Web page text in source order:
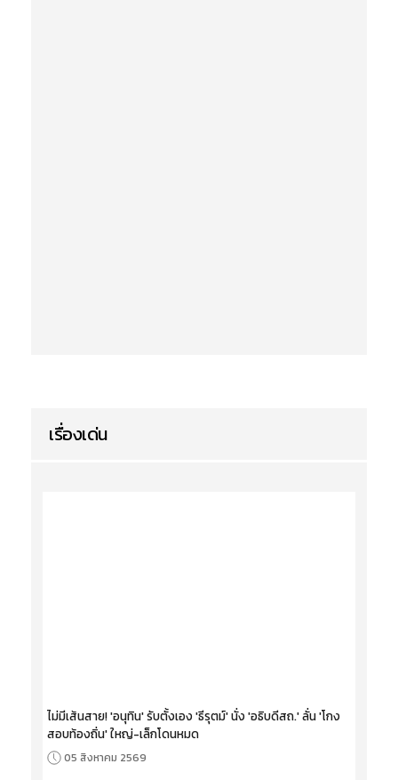
เรื่องเด่น
ไม่มีเส้นสาย! 'อนุทิน' รับตั้งเอง 'ธีรุตม์' นั่ง 'อธิบดีสถ.' ลั่น 'โกง
สอบท้องถิ่น' ใหญ่-เล็กโดนหมด
05 สิงหาคม 2569